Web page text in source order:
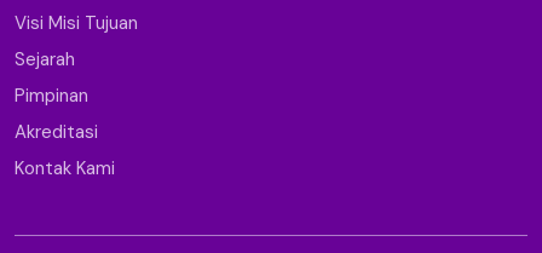
Visi Misi Tujuan
Sejarah
Pimpinan
Akreditasi
Kontak Kami